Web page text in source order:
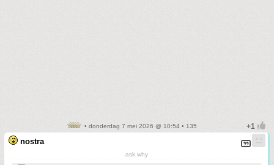
• donderdag 7 mei 2026 @ 10:54 • 135
nostra
ask why